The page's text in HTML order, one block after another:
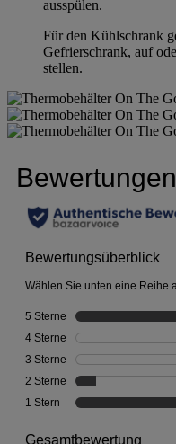
ausspülen.
Für den Kühlschrank
Gefrierschrank, auf
stellen.